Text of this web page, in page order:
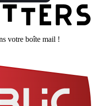
votre boîte mail !